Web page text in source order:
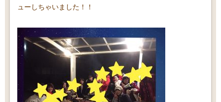
ューしちゃいました！！